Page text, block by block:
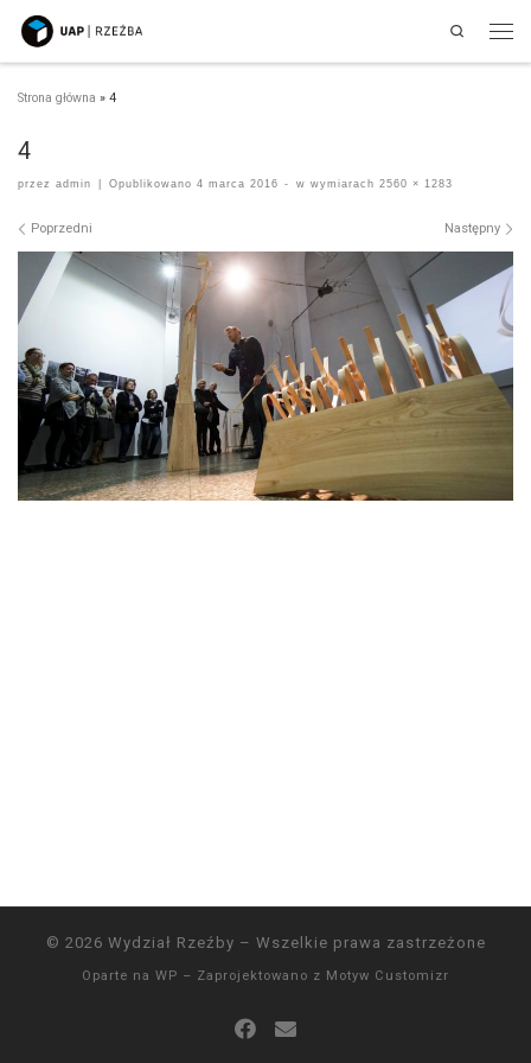
Przejdź do treści
Search
Strona główna » 4
4
przez admin Opublikowano 4 marca 2016 - w wymiarach 2560 × 1283
Nawigacja po obrazach
Poprzedni Następny
© 2026 Wydział Rzeźby – Wszelkie prawa zastrzeżone
Oparte na WP – Zaprojektowano z Motyw Customizr